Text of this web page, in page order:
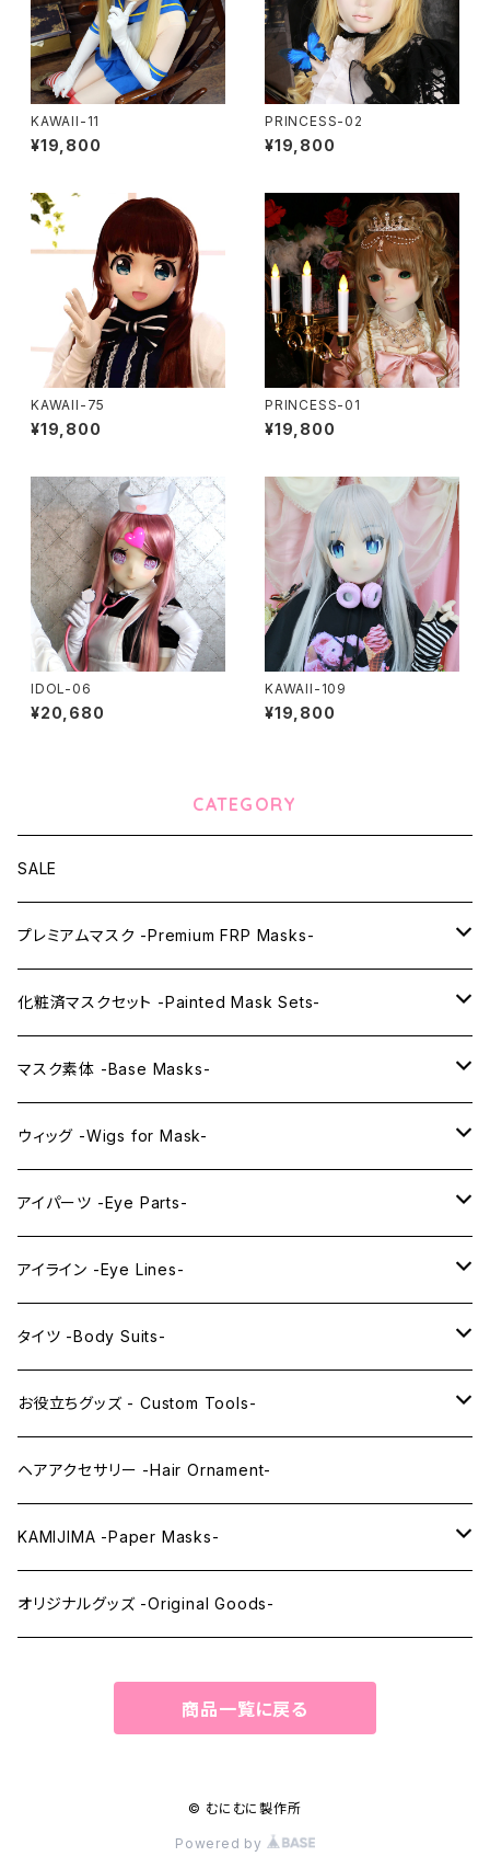
KAWAII-11
¥19,800
PRINCESS-02
¥19,800
KAWAII-75
¥19,800
PRINCESS-01
¥19,800
IDOL-06
¥20,680
KAWAII-109
¥19,800
CATEGORY
SALE
プレミアムマスク -Premium FRP Masks-
KAWAII PREMIUM Mask & Wig Sets
プレミアムマスク素体-Premium base masks-
プレミアムウィッグ -Premium Wigs-
プレミアムレンズアイ -Premium Lens eye-
化粧済マスクセット -Painted Mask Sets-
KAWAII EX series
KAWAII series
IDOL series
PRINCESS series
KAWAII Little series
マスク素体 -Base Masks-
アニメマスク -Anime Masks-
ドールマスク -Doll Masks-
ウィッグ -Wigs for Mask-
ロング -Long-
ミドル -Middle-
アイパーツ -Eye Parts-
レンズアイ -Lens Eyes-
レンズアイ
レンズアイEX
クリスタルアイ -Crystal Eyes-
アイライン -Eye Lines-
アイラインステッカー -Eye Line Stickers-
まゆ毛 -Eyebrows-
まつ毛 -Eyelash-
タイツ -Body Suits-
全身タイツ -Full Body Suits-
上半身タイツ -Upper Body Suits-
お役立ちグッズ - Custom Tools-
カスタム用品 -Custom Tools-
ウィッグメンテナンス -Wig Maintenance-
ヘアアクセサリー -Hair Ornament-
KAMIJIMA -Paper Masks-
ペーパーマスク -Paper Masks-
オリジナルグッズ -Original Goods-
商品一覧に戻る
© むにむに製作所
Powered by